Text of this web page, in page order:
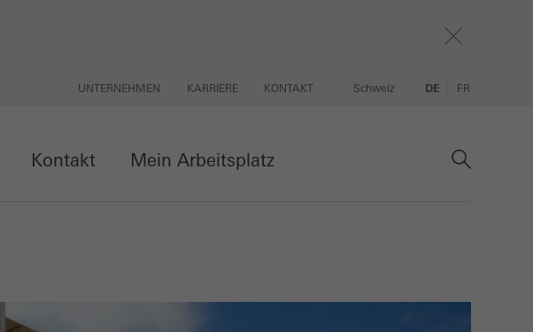
UNTERNEHMEN KARRIERE KONTAKT Schweiz DE FR
Kontakt Mein Arbeitsplatz